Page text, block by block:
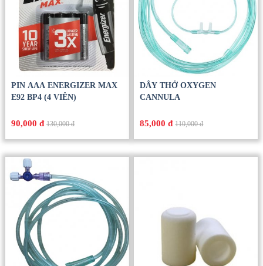
PIN AAA ENERGIZER MAX
E92 BP4 (4 VIÊN)
90,000 đ 130,000 đ
DÂY THỞ OXYGEN
CANNULA
85,000 đ 110,000 đ